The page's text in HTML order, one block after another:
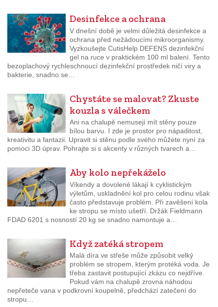
Desinfekce a ochrana
V dnešní době je velmi důležitá desinfekce a
ochrana před nežádoucími mikroorganismy.
Vyzkoušejte CutisHelp DEFENS dezinfekční
gel na ruce v praktickém 100 ml balení. Tento
bezoplachový rychleschnoucí dezinfekční prostředek ničí viry a
bakterie, snadno se…
Chystáte se malovat? Zkuste
kouzla s válečkem
Ani na chalupě nemusejí mít stěny pouze
bílou barvu. I zde je prostor pro nápaditost,
kreativitu a fantazii. Upravit si stěnu podle svého můžete nyní za
pomoci 3D úprav. Pohrajte si s akcenty v různých tvarech a…
Aby kolo nepřekáželo
Víkendy a dovolené lákají k cyklistickým
výletům, uskladnění kol pro celou rodinu však
často představuje problém. Při zavěšení kola
ke stropu se místo ušetří. Držák Fieldmann
FDAD 6201 s nosností 20 kg se snadno namontuje a…
Když zatéká stropem
Malá díra ve střeše může způsobit velký
problém se stropem, kterým protéká voda. Je
třeba zastavit postupující zkázu co nejdříve.
Pokud vám na chalupě zrovna náhodou
nepřeteče vana v podkrovní koupelně, předchází zatečení do
stropu…